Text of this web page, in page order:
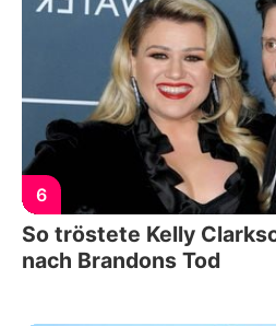
6
So tröstete Kelly
nach Brandons Tod